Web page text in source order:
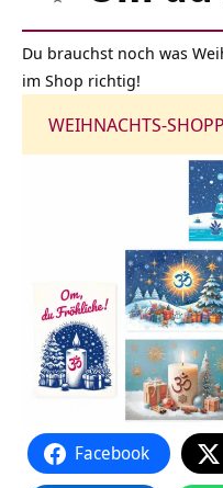
Du brauchst noch was
im Shop richtig!
WEIHNACHTS-
Facebook